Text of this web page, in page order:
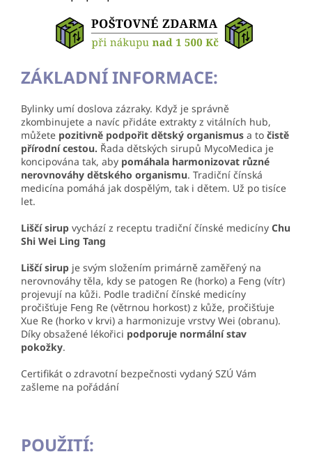
ZÁKLADNÍ INFORMACE:
Bylinky umí doslova zázraky. Když je správně
zkombinujete a navíc přidáte extrakty z vitálních hub,
můžete pozitivně podpořit dětský organismus a to čistě
přírodní cestou. Řada dětských sirupů MycoMedica je
koncipována tak, aby pomáhala harmonizovat různé
nerovnováhy dětského organismu. Tradiční čínská
medicína pomáhá jak dospělým, tak i dětem. Už po tisíce
let.
Liščí sirup vychází z receptu tradiční čínské medicíny Chu
Shi Wei Ling Tang
Liščí sirup je svým složením primárně zaměřený na
nerovnováhy těla, kdy se patogen Re (horko) a Feng (vítr)
projevují na kůži. Podle tradiční čínské medicíny
pročišťuje Feng Re (větrnou horkost) z kůže, pročišťuje
Xue Re (horko v krvi) a harmonizuje vrstvy Wei (obranu).
Díky obsažené lékořici podporuje normální stav
pokožky.
Certifikát o zdravotní bezpečnosti vydaný SZÚ Vám
zašleme na pořádání
POUŽITÍ: